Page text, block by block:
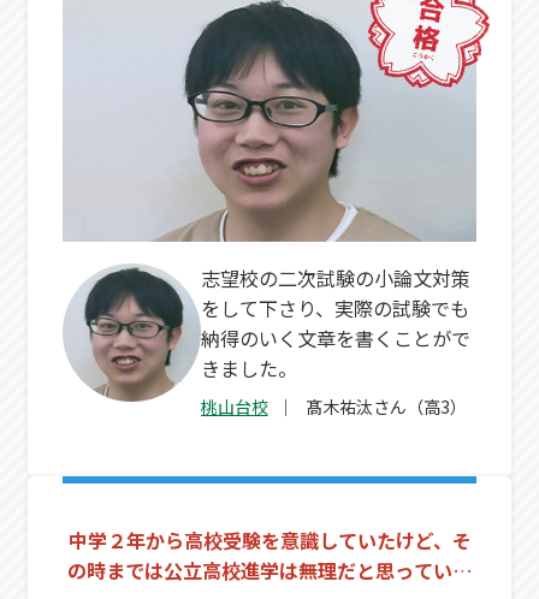
志望校の二次試験の小論文対策
をして下さり、実際の試験でも
納得のいく文章を書くことがで
きました。
桃山台校 髙木祐汰さん（高3）
中学２年から高校受験を意識していたけど、そ
の時までは公立高校進学は無理だと思っていま